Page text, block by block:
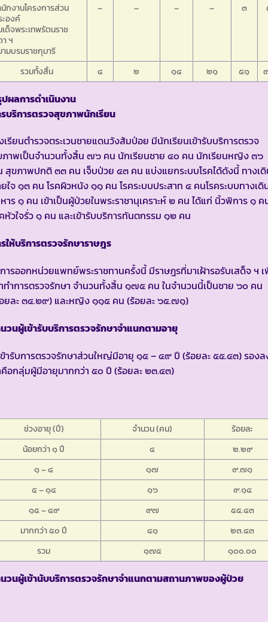
กงานโครงการส่วน
องค์
ด็จพระเทพรัตนราช
ฯ
มบรมราชกุมารี
– – – – ๓
รวมทั้งสิ้น ๔ ๒ ๑๔ ๒๑ ๕๑
ผลการดำเนินงาน
บริการตรวจสุขภาพนักเรียน
เรียนตำรวจตระเวนชายแดนวังส้มป่อย มีนักเรียนเข้ารับบริการตรวจ
าพเป็นจำนวนทั้งสิ้น ๗๖ คน นักเรียนชาย ๔๐ คน นักเรียนหญิง ๓๖
สุขภาพปกติ ๓๓ คน เจ็บป่วย ๔๓ คน แบ่งแยกระบบโรคได้ดังนี้ ทางเ
ใจ ๑๓ คน โรคผิวหนัง ๑๑ คน โรคระบบประสาท ๔ คนโรคระบบทางเดิ
าร ๑ คน เข้าเป็นผู้ป่วยในพระราชานุเคราะห์ ๒ คน ได้แก่ นิ้วพิการ ๑ ค
หัวใจรั่ว ๑ คน และเข้ารับบริการทันตกรรม ๑๒ คน
ให้บริการตรวจรักษาราษฎร
ารออกหน่วยแพทย์พระราชทานครั้งนี้ มีราษฎรที่มาเฝ้ารอรับเสด็จ ฯ
ทำการตรวจรักษา จำนวนทั้งสิ้น ๑๗๕ คน ในจำนวนนี้เป็นชาย ๖๐ คน
ยละ ๓๔.๒๙) และหญิง ๑๑๕ คน (ร้อยละ ๖๕.๗๑)
วนผู้เข้ารับบริการตรวจรักษาจำแนกตามอายุ
ารับการตรวจรักษาส่วนใหญ่มีอายุ ๑๕ – ๔๙ ปี (ร้อยละ ๕๕.๔๓) รอง
อกลุ่มผู้มีอายุมากกว่า ๕๐ ปี (ร้อยละ ๒๓.๔๓)
ช่วงอายุ (ปี) จำนวน (คน)
ร้อยละ
น้อยกว่า ๑ ปี
๔
๒.๒๙
๑ – ๔
๑๗
๙.๗๑
๕ – ๑๔
๑๖
๙.๑๔
๑๕ – ๔๙
๙๗
๕๕.๔๓
มากกว่า ๕๐ ปี
๔๑
๒๓.๔๓
รวม
๑๗๕ ๑๐๐.๐๐
วนผู้เข้านับบริการตรวจรักษาจำแนกตามสถานภาพของผู้ป่วย